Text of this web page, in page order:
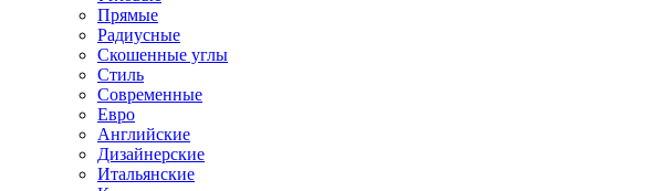
Прямые
Радиусные
Скошенные углы
Стиль
Современные
Евро
Английские
Дизайнерские
Итальянские